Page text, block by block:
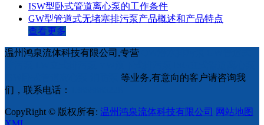
ISW型卧式管道离心泵的工作条件
GW型管道式无堵塞排污泵产品概述和产品特点
查看更多
温州鸿泉流体科技有限公司,专营
等业务,有意向的客户请咨询我
们，联系电话：
CopyRight © 版权所有: 温州鸿泉流体科技有限公司
网站地图